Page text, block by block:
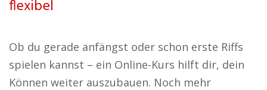
flexibel
Ob du gerade anfängst oder schon erste Riffs
spielen kannst – ein Online-Kurs hilft dir, dein
Können weiter auszubauen. Noch mehr